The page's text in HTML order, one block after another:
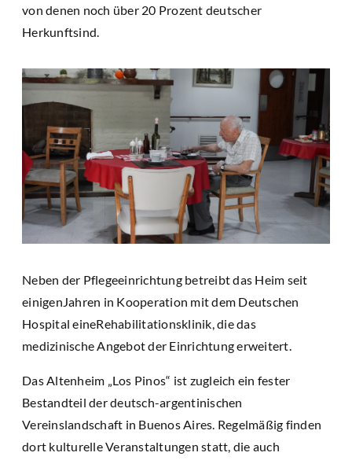
von denen noch über 20 Prozent deutscher
Herkunftsind.
Neben der Pflegeeinrichtung betreibt das Heim seit
einigenJahren in Kooperation mit dem Deutschen
Hospital eineRehabilitationsklinik, die das
medizinische Angebot der Einrichtung erweitert.
Das Altenheim „Los Pinos“ ist zugleich ein fester
Bestandteil der deutsch-argentinischen
Vereinslandschaft in Buenos Aires. Regelmäßig finden
dort kulturelle Veranstaltungen statt, die auch